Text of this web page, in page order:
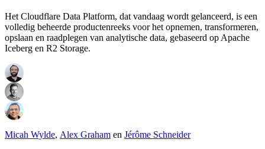
Het Cloudflare Data Platform, dat vandaag wordt gelanceerd, is een
volledig beheerde productenreeks voor het opnemen, transformeren,
opslaan en raadplegen van analytische data, gebaseerd op Apache
Iceberg en R2 Storage.
Micah Wylde, Alex Graham en Jérôme Schneider